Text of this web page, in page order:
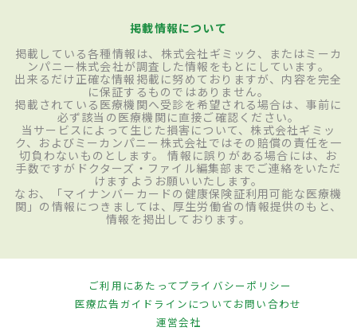
掲載情報について
掲載している各種情報は、株式会社ギミック、またはミーカ
ンパニー株式会社が調査した情報をもとにしています。
出来るだけ正確な情報掲載に努めておりますが、内容を完全
に保証するものではありません。
掲載されている医療機関へ受診を希望される場合は、事前に
必ず該当の医療機関に直接ご確認ください。
当サービスによって生じた損害について、株式会社ギミッ
ク、およびミーカンパニー株式会社ではその賠償の責任を一
切負わないものとします。 情報に誤りがある場合には、お
手数ですがドクターズ・ファイル編集部までご連絡をいただ
けますようお願いいたします。
なお、「マイナンバーカードの健康保険証利用可能な医療機
関」の情報につきましては、厚生労働省の情報提供のもと、
情報を掲出しております。
ご利用にあたってプライバシーポリシー
医療広告ガイドラインについてお問い合わせ
運営会社